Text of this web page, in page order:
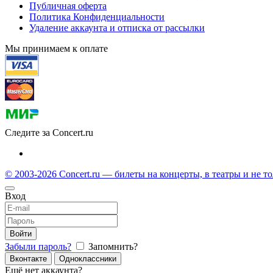
Публичная оферта
Политика Конфиденциальности
Удаление аккаунта и отписка от рассылки
Мы принимаем к оплате
Следите за Concert.ru
© 2003-2026 Concert.ru — билеты на концерты, в театры и не
Вход
Войти
Забыли пароль? Запомнить?
Вконтакте Одноклассники
Ещё нет аккаунта?